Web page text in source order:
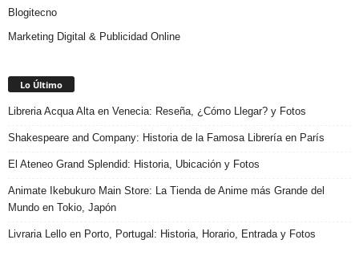
Blogitecno
Marketing Digital & Publicidad Online
Lo Último
Libreria Acqua Alta en Venecia: Reseña, ¿Cómo Llegar? y Fotos
Shakespeare and Company: Historia de la Famosa Librería en París
El Ateneo Grand Splendid: Historia, Ubicación y Fotos
Animate Ikebukuro Main Store: La Tienda de Anime más Grande del
Mundo en Tokio, Japón
Livraria Lello en Porto, Portugal: Historia, Horario, Entrada y Fotos